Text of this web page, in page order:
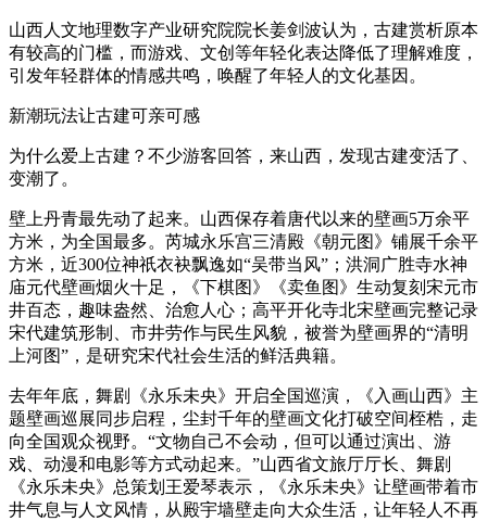
山西人文地理数字产业研究院院长姜剑波认为，古建赏析原本
有较高的门槛，而游戏、文创等年轻化表达降低了理解难度，
引发年轻群体的情感共鸣，唤醒了年轻人的文化基因。
新潮玩法让古建可亲可感
为什么爱上古建？不少游客回答，来山西，发现古建变活了、
变潮了。
壁上丹青最先动了起来。山西保存着唐代以来的壁画5万余平
方米，为全国最多。芮城永乐宫三清殿《朝元图》铺展千余平
方米，近300位神祇衣袂飘逸如“吴带当风”；洪洞广胜寺水神
庙元代壁画烟火十足，《下棋图》《卖鱼图》生动复刻宋元市
井百态，趣味盎然、治愈人心；高平开化寺北宋壁画完整记录
宋代建筑形制、市井劳作与民生风貌，被誉为壁画界的“清明
上河图”，是研究宋代社会生活的鲜活典籍。
去年年底，舞剧《永乐未央》开启全国巡演，《入画山西》主
题壁画巡展同步启程，尘封千年的壁画文化打破空间桎梏，走
向全国观众视野。“文物自己不会动，但可以通过演出、游
戏、动漫和电影等方式动起来。”山西省文旅厅厅长、舞剧
《永乐未央》总策划王爱琴表示，《永乐未央》让壁画带着市
井气息与人文风情，从殿宇墙壁走向大众生活，让年轻人不再